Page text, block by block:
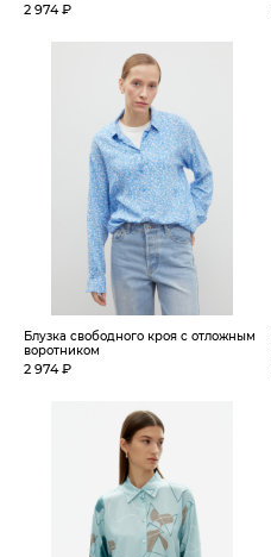
2 974 ₽
Блузка свободного кроя с отложным
воротником
2 974 ₽